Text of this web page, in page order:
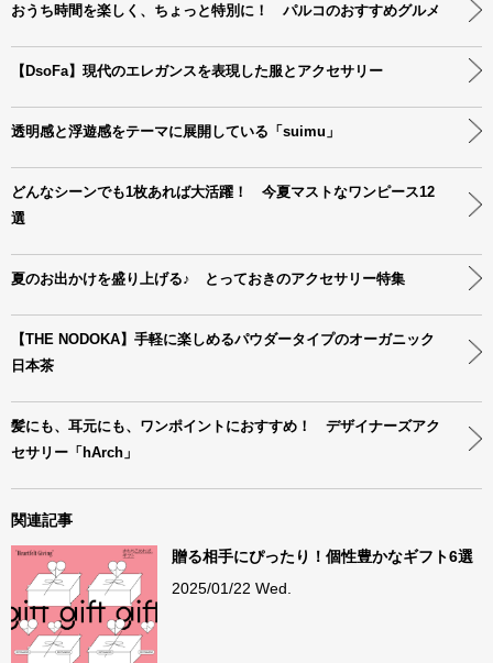
おうち時間を楽しく、ちょっと特別に！ パルコのおすすめグルメ
【DsoFa】現代のエレガンスを表現した服とアクセサリー
透明感と浮遊感をテーマに展開している「suimu」
どんなシーンでも1枚あれば大活躍！ 今夏マストなワンピース12
選
夏のお出かけを盛り上げる♪ とっておきのアクセサリー特集
【THE NODOKA】手軽に楽しめるパウダータイプのオーガニック
日本茶
髪にも、耳元にも、ワンポイントにおすすめ！ デザイナーズアク
セサリー「hArch」
関連記事
贈る相手にぴったり！個性豊かなギフト6選
2025/01/22 Wed.